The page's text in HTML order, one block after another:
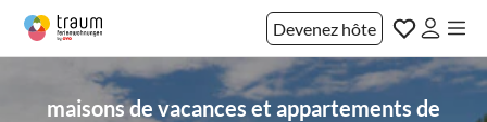
Devenez hôte
maisons de vacances et appartements de